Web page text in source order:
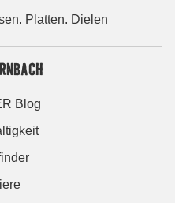
Platten. Dielen
Blog